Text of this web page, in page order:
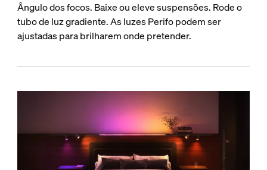
Ângulo dos focos. Baixe ou eleve suspensões. Rode o
tubo de luz gradiente. As luzes Perifo podem ser
ajustadas para brilharem onde pretender.